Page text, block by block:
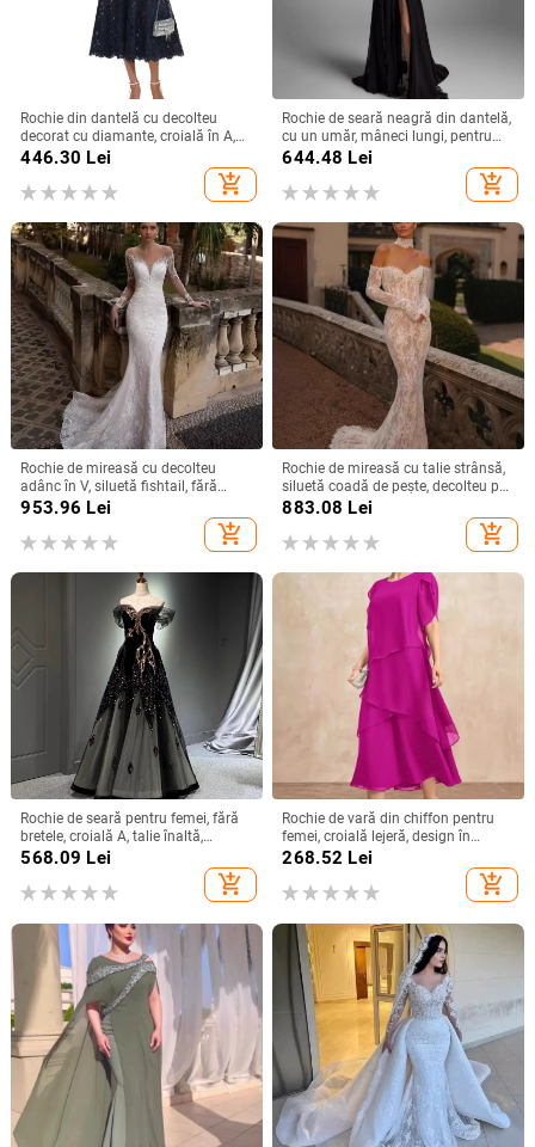
Rochie din dantelă cu decolteu
decorat cu diamante, croială în A,
lungă, talie înaltă, mâneci scurte,
446.30 Lei
add_shopping_cart
Rochie de seară neagră din dantelă,
cu un umăr, mâneci lungi, pentru
petreceri de zi, defilări pe podium și
644.48 Lei
add_shopping_cart
Rochie de mireasă cu decolteu
adânc în V, siluetă fishtail, fără
spate, mâneci lungi, fustă lungă
953.96 Lei
add_shopping_cart
Rochie de mireasă cu talie strânsă,
siluetă coadă de pește, decolteu pe
un umăr, mâneci lungi, fustă lungă,
883.08 Lei
add_shopping_cart
Rochie de seară pentru femei, fără
bretele, croială A, talie înaltă,
mâneci 3/4, fustă lungă
568.09 Lei
add_shopping_cart
Rochie de vară din chiffon pentru
femei, croială lejeră, design în
straturi, guler rotund, mâneci clopot,
268.52 Lei
add_shopping_cart